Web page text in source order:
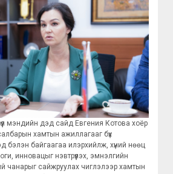
мэндийн дэд сайд Евгения Котова хоёр
хамтын ажиллагааг бүх
бэлэн байгаагаа илэрхийлж, хүний нөөц
инновацыг нэвтрүүлэх, эмнэлгийн
чанарыг сайжруулах чиглэлээр хамтын